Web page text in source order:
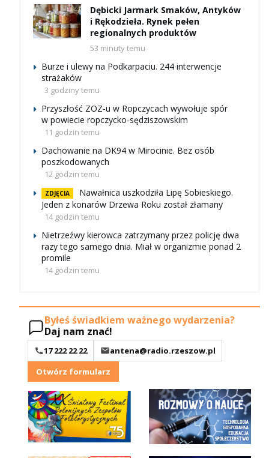
Dębicki Jarmark Smaków, Antyków
i Rękodzieła. Rynek pełen
regionalnych produktów
53 minuty temu
Burze i ulewy na Podkarpaciu. 244 interwencje
strażaków
3 godziny temu
Przyszłość ZOZ-u w Ropczycach wywołuje spór
w powiecie ropczycko-sędziszowskim
11 godzin temu
Dachowanie na DK94 w Mirocinie. Bez osób
poszkodowanych
12 godzin temu
ZDJĘCIA
Nawałnica uszkodziła Lipę Sobieskiego.
Jeden z konarów Drzewa Roku został złamany
14 godzin temu
Nietrzeźwy kierowca zatrzymany przez policję dwa
razy tego samego dnia. Miał w organizmie ponad 2
promile
14 godzin temu
Byłeś świadkiem ważnego wydarzenia?
Daj nam znać!
17 222 22 22
antena@radio.rzeszow.pl
Otwórz formularz